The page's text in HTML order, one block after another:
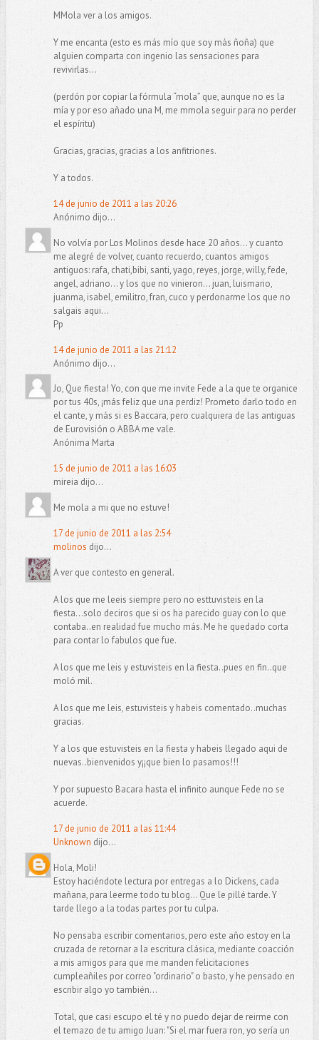
MMola ver a los amigos.
Y me encanta (esto es más mío que soy más ñoña) que
alguien comparta con ingenio las sensaciones para
revivirlas…
(perdón por copiar la fórmula “mola” que, aunque no es la
mía y por eso añado una M, me mmola seguir para no perder
el espíritu)
Gracias, gracias, gracias a los anfitriones.
Y a todos.
14 de junio de 2011 a las 20:26
Anónimo dijo...
No volvía por Los Molinos desde hace 20 años... y cuanto
me alegré de volver, cuanto recuerdo, cuantos amigos
antiguos: rafa, chati,bibi, santi, yago, reyes, jorge, willy, fede,
angel, adriano... y los que no vinieron... juan, luismario,
juanma, isabel, emilitro, fran, cuco y perdonarme los que no
salgais aqui...
Pp
14 de junio de 2011 a las 21:12
Anónimo dijo...
Jo, Que fiesta! Yo, con que me invite Fede a la que te organice
por tus 40s, ¡más feliz que una perdiz! Prometo darlo todo en
el cante, y más si es Baccara, pero cualquiera de las antiguas
de Eurovisión o ABBA me vale.
Anónima Marta
15 de junio de 2011 a las 16:03
mireia dijo...
Me mola a mi que no estuve!
17 de junio de 2011 a las 2:54
molinos dijo...
A ver que contesto en general.
A los que me leeis siempre pero no esttuvisteis en la
fiesta...solo deciros que si os ha parecido guay con lo que
contaba..en realidad fue mucho más. Me he quedado corta
para contar lo fabulos que fue.
A los que me leis y estuvisteis en la fiesta..pues en fin..que
moló mil.
A los que me leis, estuvisteis y habeis comentado..muchas
gracias.
Y a los que estuvisteis en la fiesta y habeis llegado aqui de
nuevas..bienvenidos y¡¡que bien lo pasamos!!!
Y por supuesto Bacara hasta el infinito aunque Fede no se
acuerde.
17 de junio de 2011 a las 11:44
Unknown dijo...
Hola, Moli!
Estoy haciéndote lectura por entregas a lo Dickens, cada
mañana, para leerme todo tu blog... Que le pillé tarde. Y
tarde llego a la todas partes por tu culpa.
No pensaba escribir comentarios, pero este año estoy en la
cruzada de retornar a la escritura clásica, mediante coacción
a mis amigos para que me manden felicitaciones
cumpleañiles por correo "ordinario" o basto, y he pensado en
escribir algo yo también...
Total, que casi escupo el té y no puedo dejar de reirme con
el temazo de tu amigo Juan: "Si el mar fuera ron, yo sería un